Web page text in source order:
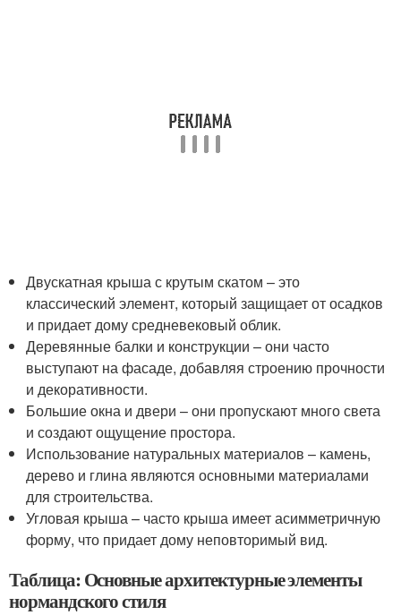
Двускатная крыша с крутым скатом – это
классический элемент, который защищает от осадков
и придает дому средневековый облик.
Деревянные балки и конструкции – они часто
выступают на фасаде, добавляя строению прочности
и декоративности.
Большие окна и двери – они пропускают много света
и создают ощущение простора.
Использование натуральных материалов – камень,
дерево и глина являются основными материалами
для строительства.
Угловая крыша – часто крыша имеет асимметричную
форму, что придает дому неповторимый вид.
Таблица: Основные архитектурные элементы
нормандского стиля